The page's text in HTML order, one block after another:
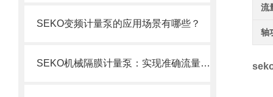
SEKO变频计量泵的应用场景有哪些？
SEKO机械隔膜计量泵：实现准确流量的理想选择
流
轴